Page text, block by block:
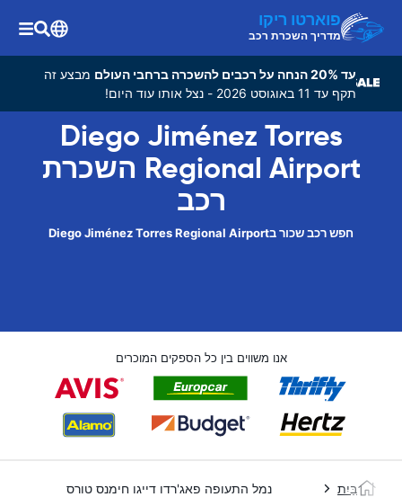
פוארטו ריקו
מדריך השכרת רכב
עד 20% הנחה על רכבים להשכרה ברחבי העולם
מבצע זה
תקף עד 11 באוגוסט 2026 - נצל אותו עוד היום!
Diego Jiménez Torres
Regional Airport השכרת
רכב
חפש רכב שכור בDiego Jiménez Torres Regional Airport
אנו משווים בין כל הספקים המוכרים
בַּיִת נמל התעופה פאג'רדו דייגו חימנס טורס